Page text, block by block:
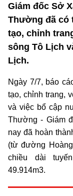
Giám đốc Sở
Thường đã có
tạo, chỉnh
sông Tô Lịch
Lịch.
Ngày 7/7, báo
tạo, chỉnh trang,
và việc bổ cập
Thường - Giám
nay đã hoàn
(từ đường
chiều dài
49.914m3.